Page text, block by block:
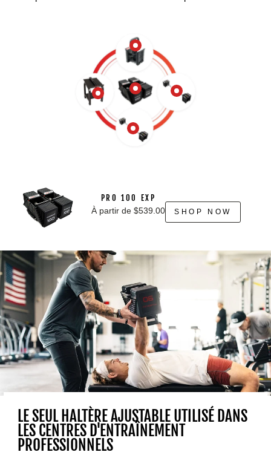
PRO 100 EXP
À partir de $539.00 SHOP NOW
LE SEUL HALTÈRE AJUSTABLE UTILISÉ DANS
LES CENTRES D'ENTRAÎNEMENT
PROFESSIONNELS